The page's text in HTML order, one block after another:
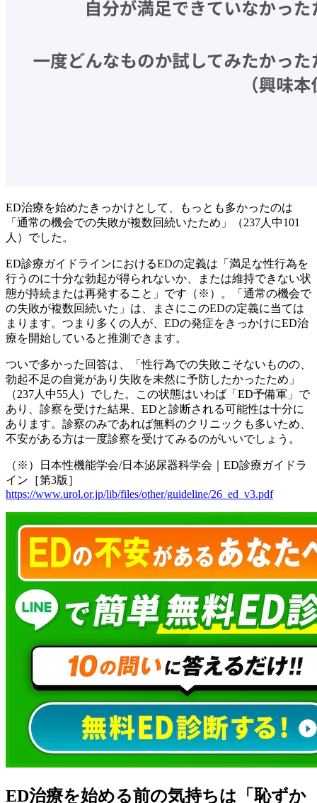
ED治療を始めたきっかけとして、もっとも多かったのは
「通常の機会での失敗が複数回続いたため」（237人中101
人）でした。
ED診療ガイドラインにおけるEDの定義は「満足な性行為を
行うのに十分な勃起が得られないか、または維持できない状
態が持続または再発すること」です（※）。「通常の機会で
の失敗が複数回続いた」は、まさにこのEDの定義に当ては
まります。つまり多くの人が、EDの発症をきっかけにED治
療を開始していると推測できます。
ついで多かった回答は、「性行為での失敗こそないものの、
勃起不足の自覚があり失敗を未然に予防したかったため」
（237人中55人）でした。この状態はいわば「ED予備軍」で
あり、診察を受けた結果、EDと診断される可能性は十分に
あります。診察のみであれば無料のクリニックも多いため、
不安がある方は一度診察を受けてみるのがいいでしょう。
（※）日本性機能学会/日本泌尿器科学会｜ED診療ガイドラ
イン［第3版］
https://www.urol.or.jp/lib/files/other/guideline/26_ed_v3.pdf
ED治療を始める前の気持ちは「恥ずか